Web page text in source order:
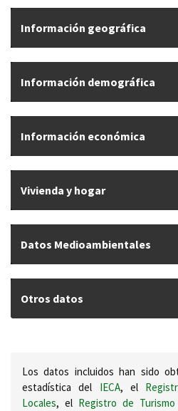
Información geográfica
Información demográfica
Información económica
Vivienda y hogar
Datos Medioambientales
Otros datos
Los datos incluidos han sido
estadística del IECA, el
Locales, el Registro de